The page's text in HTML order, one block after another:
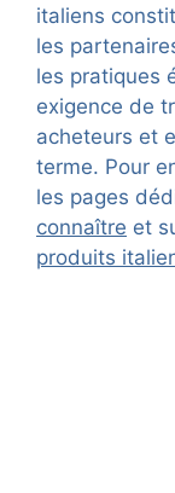
italiens
les
les pratiques
exigence de
acheteurs et
terme. Pour
les pages
connaître et
produits